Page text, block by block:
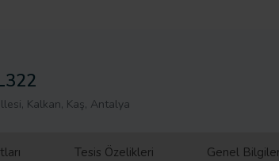
Kalkan, Kaş, Antalya
Tesis Özelikleri Genel